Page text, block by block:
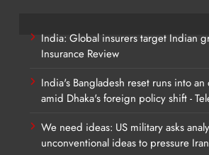
India: Global insurers target Indian
Insurance Review
India's Bangladesh reset runs into
amid Dhaka's foreign policy shift -
We need ideas: US military asks
unconventional ideas to pressure